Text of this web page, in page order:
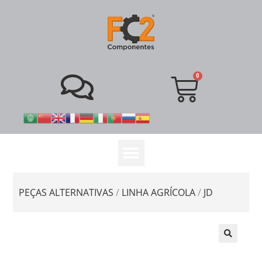
PEÇAS ALTERNATIVAS / LINHA AGRÍCOLA/ JD